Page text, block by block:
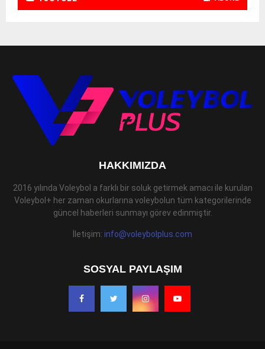
HAKKIMIZDA
2016 yılında Voleybol a farklı bir soluk getirmek amacı ile kurulan
Voleybol+ her zaman okurlarına voleybolun tüm kategorilerinde
güncel haberleri sunmayı görev edinmiştir.
İletişim: info@voleybolplus.com
SOSYAL PAYLAŞIM